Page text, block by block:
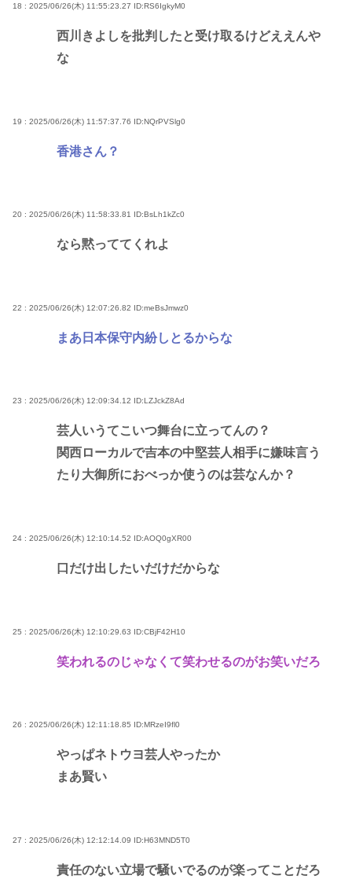
18 : 2025/06/26(木) 11:55:23.27 ID:RS6IgkyM0
西川きよしを批判したと受け取るけどええんや
な
19 : 2025/06/26(木) 11:57:37.76 ID:NQrPVSlg0
香港さん？
20 : 2025/06/26(木) 11:58:33.81 ID:BsLh1kZc0
なら黙っててくれよ
22 : 2025/06/26(木) 12:07:26.82 ID:meBsJmwz0
まあ日本保守内紛しとるからな
23 : 2025/06/26(木) 12:09:34.12 ID:LZJckZ8Ad
芸人いうてこいつ舞台に立ってんの？
関西ローカルで吉本の中堅芸人相手に嫌味言う
たり大御所におべっか使うのは芸なんか？
24 : 2025/06/26(木) 12:10:14.52 ID:AOQ0gXR00
口だけ出したいだけだからな
25 : 2025/06/26(木) 12:10:29.63 ID:CBjF42H10
笑われるのじゃなくて笑わせるのがお笑いだろ
26 : 2025/06/26(木) 12:11:18.85 ID:MRzeI9fl0
やっぱネトウヨ芸人やったか
まあ賢い
27 : 2025/06/26(木) 12:12:14.09 ID:H63MND5T0
責任のない立場で騒いでるのが楽ってことだろ